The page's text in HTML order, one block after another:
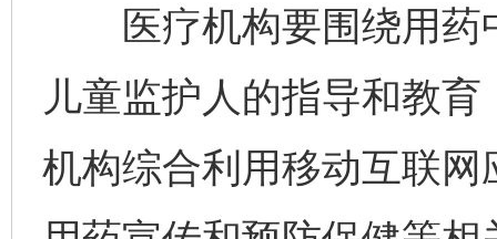
医疗机构要围绕用药
儿童监护人的指导和教
机构综合利用移动互联